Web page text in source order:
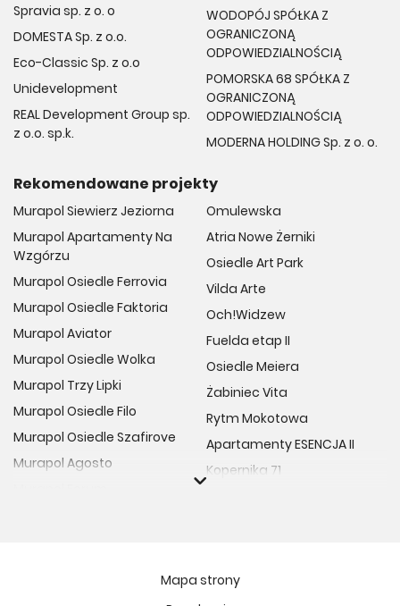
Spravia sp. z o. o
DOMESTA Sp. z o.o.
Eco-Classic Sp. z o.o
Unidevelopment
REAL Development Group sp.
z o.o. sp.k.
WODOPÓJ SPÓŁKA Z
OGRANICZONĄ
ODPOWIEDZIALNOŚCIĄ
POMORSKA 68 SPÓŁKA Z
OGRANICZONĄ
ODPOWIEDZIALNOŚCIĄ
MODERNA HOLDING Sp. z o. o.
Rekomendowane projekty
Murapol Siewierz Jeziorna
Murapol Apartamenty Na
Wzgórzu
Murapol Osiedle Ferrovia
Murapol Osiedle Faktoria
Murapol Aviator
Murapol Osiedle Wolka
Murapol Trzy Lipki
Murapol Osiedle Filo
Murapol Osiedle Szafirove
Murapol Agosto
Omulewska
Atria Nowe Żerniki
Osiedle Art Park
Vilda Arte
Och!Widzew
Fuelda etap II
Osiedle Meiera
Żabiniec Vita
Rytm Mokotowa
Apartamenty ESENCJA II
Kopernika 71
Niedziałkowskiego Park
Mapa strony